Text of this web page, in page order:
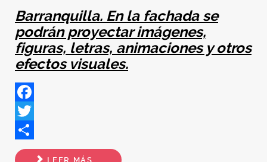
Barranquilla. En la fachada se
podrán proyectar imágenes,
figuras, letras, animaciones y otros
efectos visuales.
Facebook
Twitter
Share
LEER MÁS...